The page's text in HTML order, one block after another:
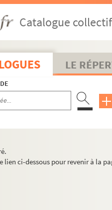
Catalogue
LE
lien ci-dessous pour revenir à la